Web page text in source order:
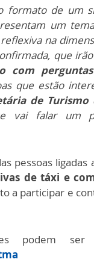
formato de um
um
na
que
com
que estão
de
vai falar um
pessoas ligadas
de táxi e
a participar e
podem ser